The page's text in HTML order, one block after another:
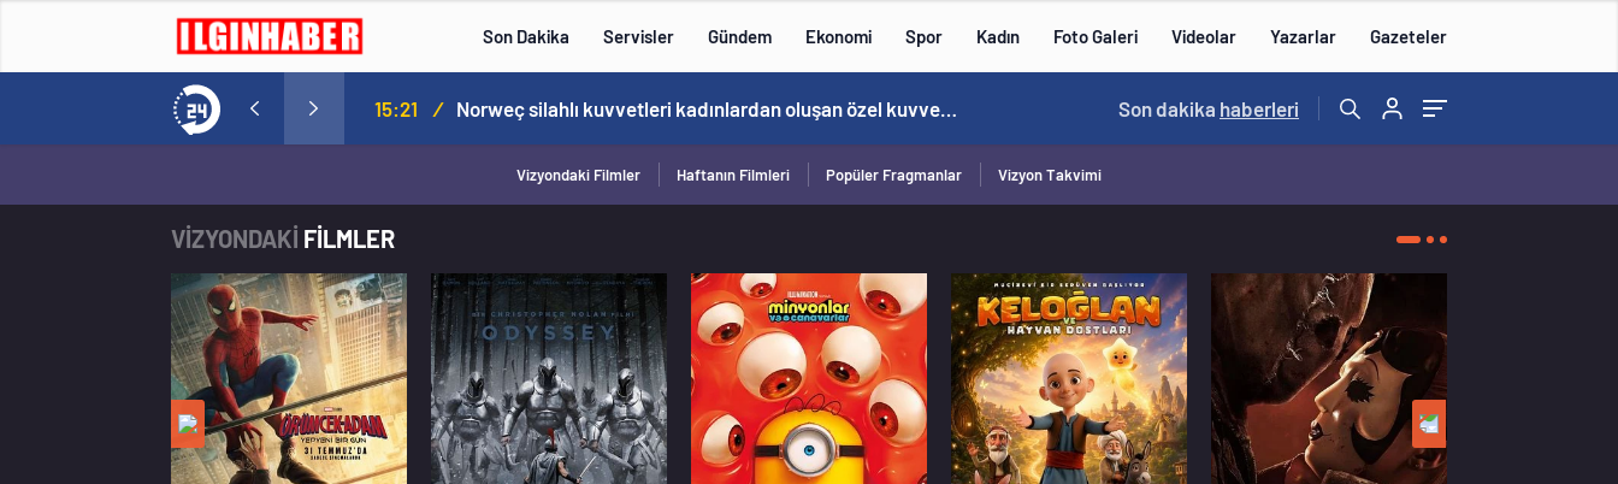
Son Dakika Servisler Gündem Ekonomi Spor Kadın Foto Galeri Videolar Yazarlar Gazeteler
Tam 5 futbolcu…. 15:21 / Norweç silahlı kuvvetleri kadınlardan oluşan özel kuvvetler eğitimlerini başlattı. 15:20 /
Son dakika haberleri
Vizyondaki Filmler Haftanın Filmleri Popüler Fragmanlar Vizyon Takvimi
VİZYONDAKİ FİLMLER